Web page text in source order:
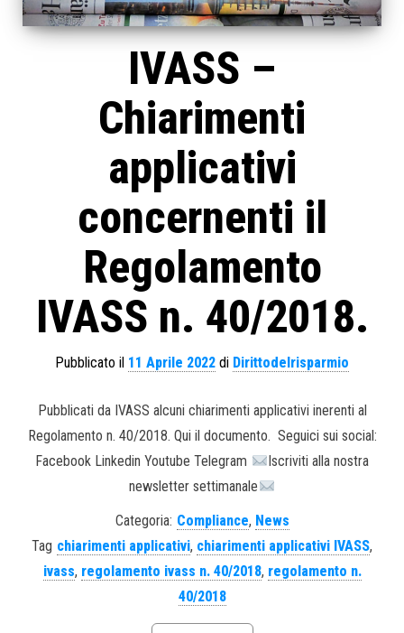
IVASS –
Chiarimenti
applicativi
concernenti il
Regolamento
IVASS n. 40/2018.
Pubblicato il 11 Aprile 2022 di Dirittodelrisparmio
Pubblicati da IVASS alcuni chiarimenti applicativi inerenti al
Regolamento n. 40/2018. Qui il documento. Seguici sui social:
Facebook Linkedin Youtube Telegram
Iscriviti alla nostra
newsletter settimanale
Categoria: Compliance, News
Tag chiarimenti applicativi, chiarimenti applicativi IVASS,
ivass, regolamento ivass n. 40/2018, regolamento n.
40/2018